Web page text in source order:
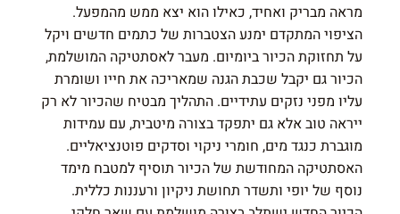
מראה מבריק ואחיד, כאילו הוא יצא ממש מהמפעל.
הציפוי המתקדם ימנע הצטברות של כתמים חדשים ויקל
על תחזוקת הכיור ביומיום. מעבר לאסתטיקה המושלמת,
הכיור גם יקבל שכבת הגנה שמאריכה את חייו ושומרת
עליו מפני נזקים עתידיים. התהליך מבטיח שהכיור לא רק
ייראה טוב אלא גם יתפקד בצורה מיטבית, עם עמידות
מוגברת כנגד מים, חומרי ניקוי וסדקים פוטנציאליים.
האסתטיקה המחודשת של הכיור תוסיף למטבח מימד
נוסף של יופי ותשדר תחושת ניקיון ורעננות כללית.